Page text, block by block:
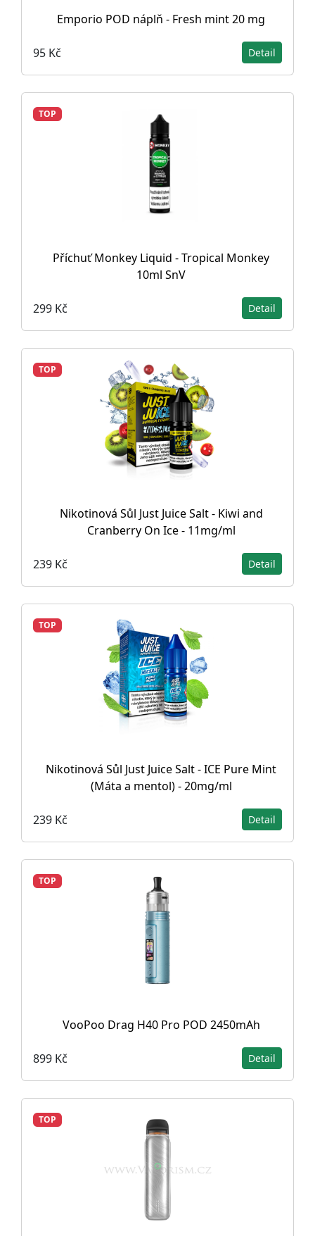
Emporio POD náplň - Fresh mint 20 mg
95 Kč Detail
TOP
Příchuť Monkey Liquid - Tropical Monkey
10ml SnV
299 Kč Detail
TOP
Nikotinová Sůl Just Juice Salt - Kiwi and
Cranberry On Ice - 11mg/ml
239 Kč Detail
TOP
Nikotinová Sůl Just Juice Salt - ICE Pure Mint
(Máta a mentol) - 20mg/ml
239 Kč Detail
TOP
VooPoo Drag H40 Pro POD 2450mAh
899 Kč Detail
TOP